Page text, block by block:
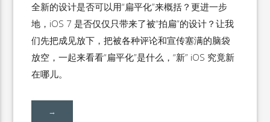
全新的设计是否可以用“扁平化”来概括？更进一步
地，iOS 7 是否仅仅只带来了被“拍扁”的设计？让我
们先把成见放下，把被各种评论和宣传塞满的脑袋
放空，一起来看看“扁平化”是什么，“新” iOS 究竟新
在哪儿。
→